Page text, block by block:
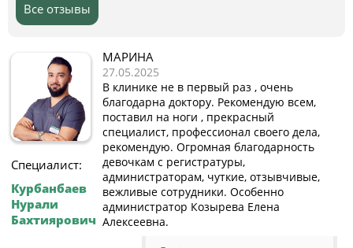
Все отзывы
Специалист:
Курбанбаев
Нурали
Бахтиярович
МАРИНА
27.05.2025
В клинике не в первый раз , очень
благодарна доктору. Рекомендую всем,
поставил на ноги , прекрасный
специалист, профессионал своего дела,
рекомендую. Огромная благодарность
девочкам с регистратуры,
администраторам, чуткие, отзывчивые,
вежливые сотрудники. Особенно
администратор Козырева Елена
Алексеевна.